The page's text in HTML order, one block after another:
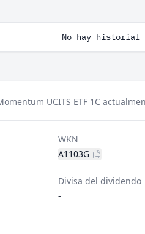
No hay historial
UCITS ETF 1C
WKN
A1103G
Divisa del dividendo
-